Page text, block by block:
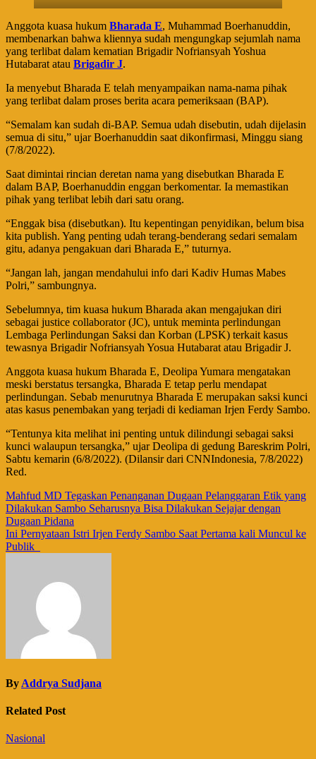
Anggota kuasa hukum Bharada E, Muhammad Boerhanuddin,
membenarkan bahwa kliennya sudah mengungkap sejumlah nama
yang terlibat dalam kematian Brigadir Nofriansyah Yoshua
Hutabarat atau Brigadir J.
Ia menyebut Bharada E telah menyampaikan nama-nama pihak
yang terlibat dalam proses berita acara pemeriksaan (BAP).
“Semalam kan sudah di-BAP. Semua udah disebutin, udah dijelasin
semua di situ,” ujar Boerhanuddin saat dikonfirmasi, Minggu siang
(7/8/2022).
Saat dimintai rincian deretan nama yang disebutkan Bharada E
dalam BAP, Boerhanuddin enggan berkomentar. Ia memastikan
pihak yang terlibat lebih dari satu orang.
“Enggak bisa (disebutkan). Itu kepentingan penyidikan, belum bisa
kita publish. Yang penting udah terang-benderang sedari semalam
gitu, adanya pengakuan dari Bharada E,” tuturnya.
“Jangan lah, jangan mendahului info dari Kadiv Humas Mabes
Polri,” sambungnya.
Sebelumnya, tim kuasa hukum Bharada akan mengajukan diri
sebagai justice collaborator (JC), untuk meminta perlindungan
Lembaga Perlindungan Saksi dan Korban (LPSK) terkait kasus
tewasnya Brigadir Nofriansyah Yosua Hutabarat atau Brigadir J.
Anggota kuasa hukum Bharada E, Deolipa Yumara mengatakan
meski berstatus tersangka, Bharada E tetap perlu mendapat
perlindungan. Sebab menurutnya Bharada E merupakan saksi kunci
atas kasus penembakan yang terjadi di kediaman Irjen Ferdy Sambo.
“Tentunya kita melihat ini penting untuk dilindungi sebagai saksi
kunci walaupun tersangka,” ujar Deolipa di gedung Bareskrim Polri,
Sabtu kemarin (6/8/2022). (Dilansir dari CNNIndonesia, 7/8/2022)
Red.
Navigasi
pos
Mahfud MD Tegaskan Penanganan Dugaan Pelanggaran Etik yang
Dilakukan Sambo Seharusnya Bisa Dilakukan Sejajar dengan
Dugaan Pidana
Ini Pernyataan Istri Irjen Ferdy Sambo Saat Pertama kali Muncul ke
Publik
By Addrya Sudjana
Related Post
Nasional